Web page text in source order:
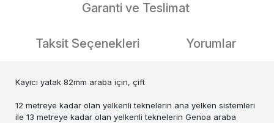
Garanti ve Teslimat
Taksit Seçenekleri Yorumlar
Kayıcı yatak 82mm araba için, çift
12 metreye kadar olan yelkenli teknelerin ana yelken sistemleri
ile 13 metreye kadar olan yelkenli teknelerin Genoa araba